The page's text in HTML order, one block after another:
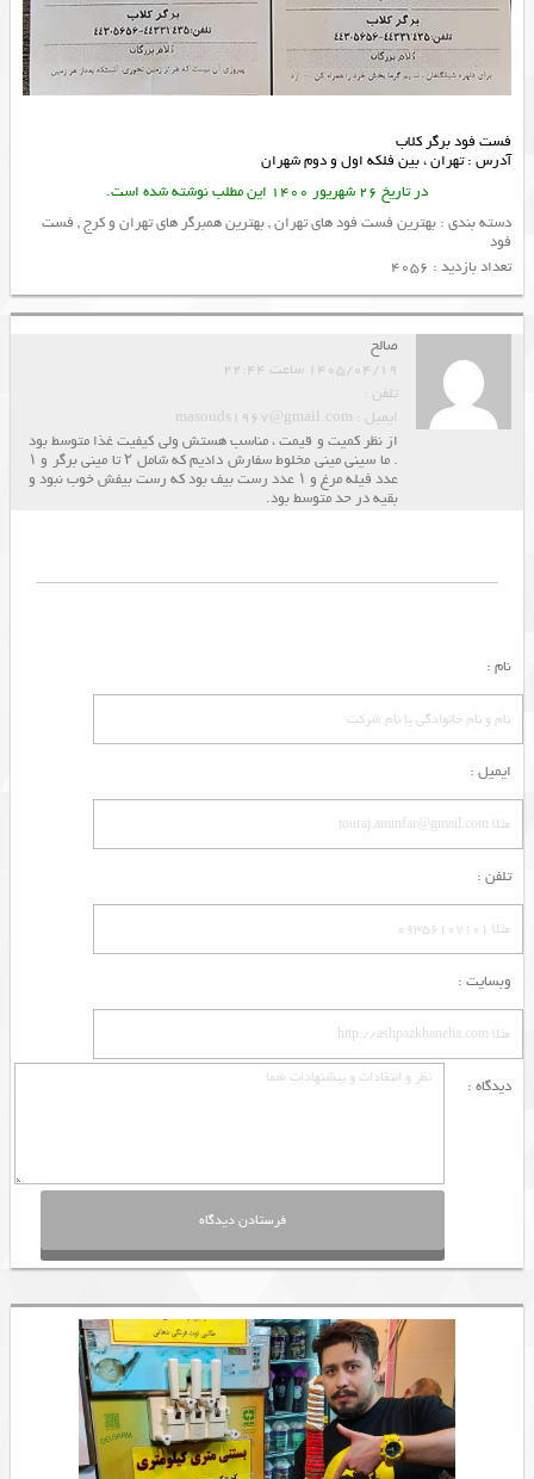
فست فود برگر کلاب
آدرس : تهران ، بین فلکه اول و دوم شهران
در تاریخ 26 شهریور 1400 این مطلب نوشته شده است.
دسته بندی : بهترین فست فود های تهران,بهترین همبرگر های تهران و کرج, فست
فود
تعداد بازدید : 4056
صالح
1405/04/19 ساعت 22:44
تلفن :
ایمیل : masouds1967@gmail.com
از نظر کمیت و قیمت ، مناسب هستش ولی کیفیت غذا متوسط بود
. ما سینی مینی مخلوط سفارش دادیم که شامل ۲ تا مینی برگر و ۱
عدد فیله مرغ و ۱ عدد رست بیف بود که رست بیفش خوب نبود و
بقیه در حد متوسط بود.
نام :
ایمیل :
تلفن :
وبسایت :
دیدگاه :